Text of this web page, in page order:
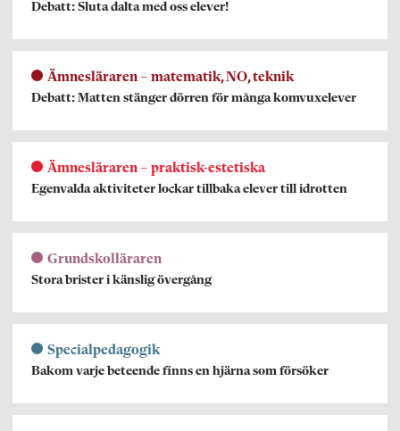
Debatt: Sluta dalta med oss elever!
Ämnesläraren – matematik, NO, teknik
Debatt: Matten stänger dörren för många komvuxelever
Ämnesläraren – praktisk-estetiska
Egenvalda aktiviteter lockar tillbaka elever till idrotten
Grundskolläraren
Stora brister i känslig övergång
Specialpedagogik
Bakom varje beteende finns en hjärna som försöker